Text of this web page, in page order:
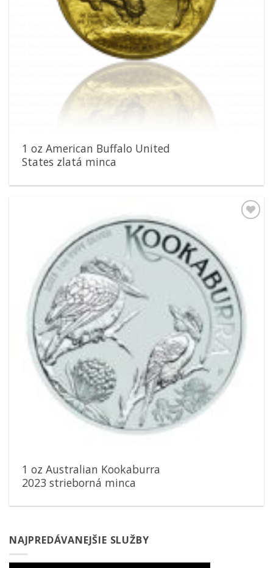
1 oz American Buffalo United
States zlatá minca
1 oz Australian Kookaburra
2023 strieborná minca
NAJPREDÁVANEJŠIE SLUŽBY